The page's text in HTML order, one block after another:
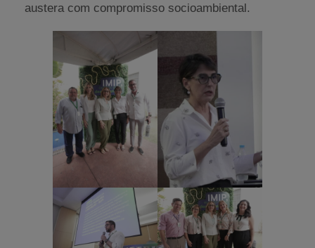
austera com compromisso socioambiental.